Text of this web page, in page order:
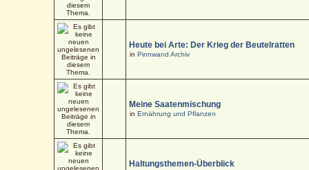
Heute bei Arte: Der Krieg der Beutelratten
inPinnwand Archiv
Meine Saatenmischung
inErnährung und Pflanzen
Haltungsthemen-Überblick